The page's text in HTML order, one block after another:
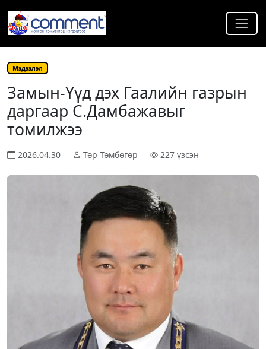
Мэдээлэл
Замын-Үүд дэх Гаалийн газрын
даргаар С.Дамбажавыг
томилжээ
2026.04.30 Төр Төмбөгөр 227 үзсэн